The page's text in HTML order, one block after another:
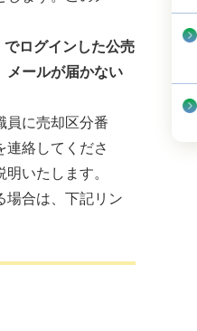
ログインした公売
メールが届かない
員に売却区分番
連絡してくださ
いたします。
場合は、下記リン